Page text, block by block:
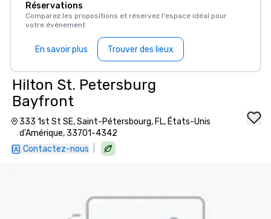
Réservations
Comparez les propositions et réservez l'espace idéal pour
votre événement
En savoir plus Trouver des lieux
Hilton St. Petersburg
Bayfront
333 1st St SE, Saint-Pétersbourg, FL, États-Unis
d'Amérique, 33701-4342
Contactez-nous